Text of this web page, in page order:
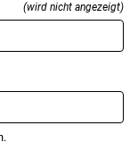
(wird nicht angezeigt)